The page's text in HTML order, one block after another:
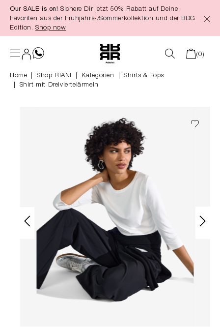
springen
Our SALE is on! Sichere Dir jetzt 50% Rabatt auf Deine
Favoriten aus der Frühjahrs-/Sommerkollektion und der BDG
Edition. Shop now
(0)
Home Shop RIANI Kategorien
Shirts & Tops
Shirt mit Dreiviertelärmeln